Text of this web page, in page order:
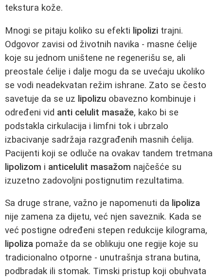
tekstura kože.
Mnogi se pitaju koliko su efekti lipolizi trajni.
Odgovor zavisi od životnih navika - masne ćelije
koje su jednom uništene ne regenerišu se, ali
preostale ćelije i dalje mogu da se uvećaju ukoliko
se vodi neadekvatan režim ishrane. Zato se često
savetuje da se uz lipolizu obavezno kombinuje i
određeni vid anti celulit masaže, kako bi se
podstakla cirkulacija i limfni tok i ubrzalo
izbacivanje sadržaja razgrađenih masnih ćelija.
Pacijenti koji se odluče na ovakav tandem tretmana
lipolizom i anticelulit masažom najčešće su
izuzetno zadovoljni postignutim rezultatima.
Sa druge strane, važno je napomenuti da lipoliza
nije zamena za dijetu, već njen saveznik. Kada se
već postigne određeni stepen redukcije kilograma,
lipoliza pomaže da se oblikuju one regije koje su
tradicionalno otporne - unutrašnja strana butina,
podbradak ili stomak. Timski pristup koji obuhvata